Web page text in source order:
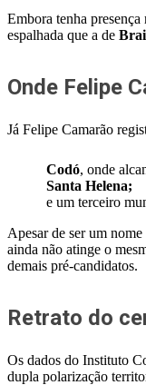
Embora tenha
espalhada que a de
Onde Felipe
Já Felipe Camarão
Codó, onde
Santa Helena;
e um terceiro
Apesar de ser um
ainda não atinge o
demais pré-candidatos.
Retrato do
Os dados do Instituto
dupla polarização